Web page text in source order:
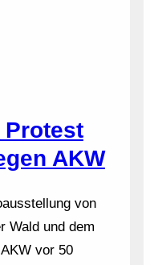
AKW
von
Wald und dem
vor 50